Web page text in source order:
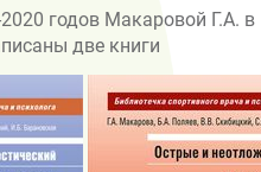
годов Макаровой Г.А. в
две книги